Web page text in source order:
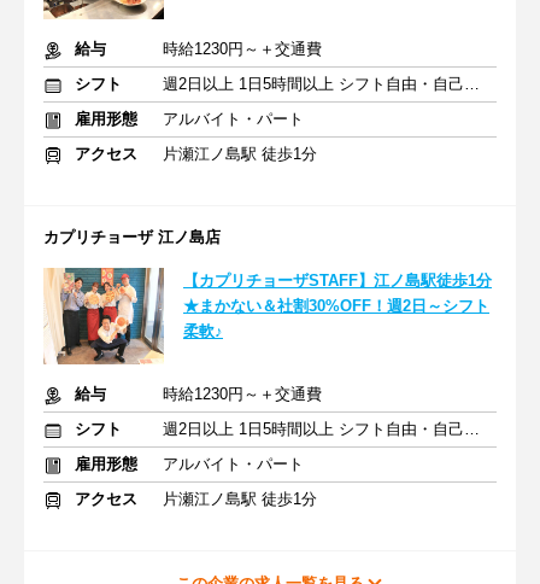
給与
時給1230円～＋交通費
シフト
週2日以上 1日5時間以上 シフト自由・自己申告
雇用形態
アルバイト・パート
アクセス
片瀬江ノ島駅 徒歩1分
カプリチョーザ 江ノ島店
【カプリチョーザSTAFF】江ノ島駅徒歩1分
★まかない＆社割30%OFF！週2日～シフト
柔軟♪
給与
時給1230円～＋交通費
シフト
週2日以上 1日5時間以上 シフト自由・自己申告
雇用形態
アルバイト・パート
アクセス
片瀬江ノ島駅 徒歩1分